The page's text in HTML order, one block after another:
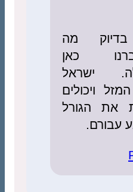
מה
כאן
ישראל
ויכולים
את הגורל
עבורם.